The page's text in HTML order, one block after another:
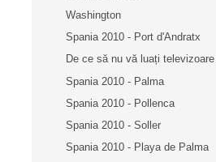
Washington
Spania 2010 - Port d'Andratx
De ce să nu vă luați
Spania 2010 - Palma
Spania 2010 - Pollenca
Spania 2010 - Soller
Spania 2010 - Playa de Palma